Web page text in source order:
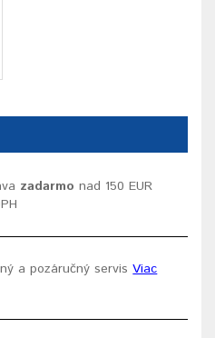
zadarmo nad 150 EUR
a pozáručný servisViac